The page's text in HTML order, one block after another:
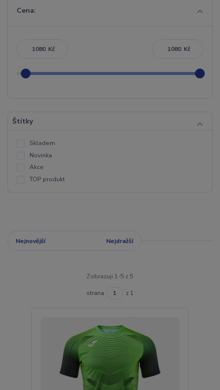
Cena:
Kč Kč
Štítky
Skladem
Novinka
Akce
TOP produkt
Nejnovější Nejdražší
Zobrazuji 1-5 z 5
strana z 1